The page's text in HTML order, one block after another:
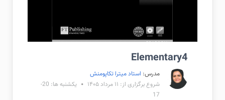
Elementary4
مدرس: استاد میترا تکاپومنش
شروع برگزاری از: ۱۱ مرداد ۱۴۰۵
یکشنبه ها: 20-
17